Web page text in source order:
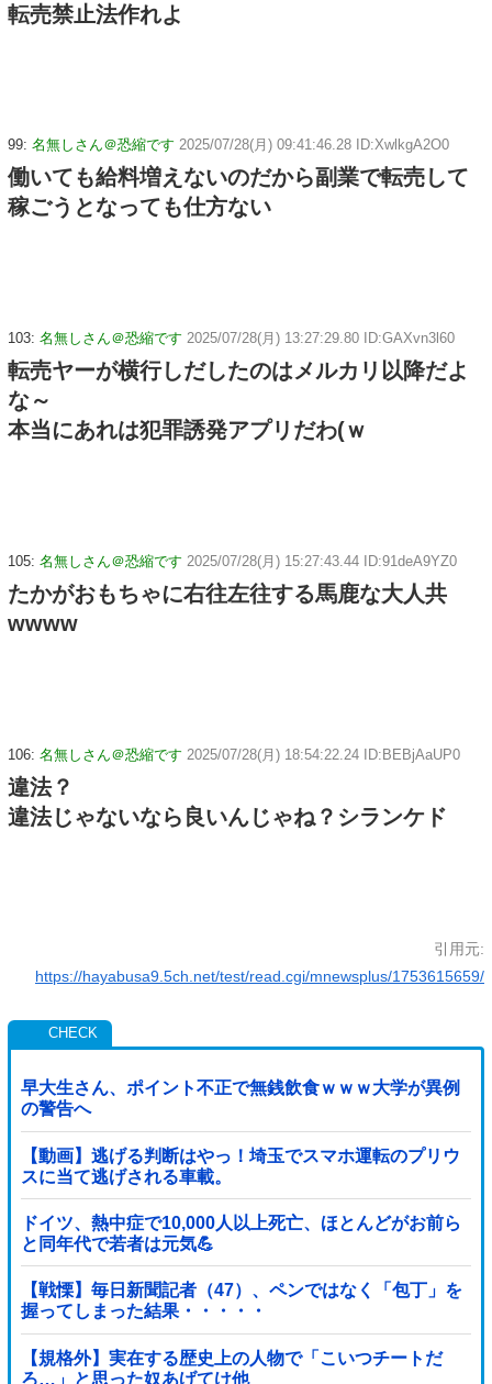
転売禁止法作れよ
99: 名無しさん＠恐縮です 2025/07/28(月) 09:41:46.28 ID:XwlkgA2O0
働いても給料増えないのだから副業で転売して
稼ごうとなっても仕方ない
103: 名無しさん＠恐縮です 2025/07/28(月) 13:27:29.80 ID:GAXvn3l60
転売ヤーが横行しだしたのはメルカリ以降だよ
な～
本当にあれは犯罪誘発アプリだわ(ｗ
105: 名無しさん＠恐縮です 2025/07/28(月) 15:27:43.44 ID:91deA9YZ0
たかがおもちゃに右往左往する馬鹿な大人共
wwww
106: 名無しさん＠恐縮です 2025/07/28(月) 18:54:22.24 ID:BEBjAaUP0
違法？
違法じゃないなら良いんじゃね？シランケド
引用元:
https://hayabusa9.5ch.net/test/read.cgi/mnewsplus/1753615659/
早大生さん、ポイント不正で無銭飲食ｗｗｗ大学が異例
の警告へ
【動画】逃げる判断はやっ！埼玉でスマホ運転のプリウ
スに当て逃げされる車載。
ドイツ、熱中症で10,000人以上死亡、ほとんどがお前ら
と同年代で若者は元気💪
【戦慄】毎日新聞記者（47）、ペンではなく「包丁」を
握ってしまった結果・・・・・
【規格外】実在する歴史上の人物で「こいつチートだ
ろ…」と思った奴あげてけ他